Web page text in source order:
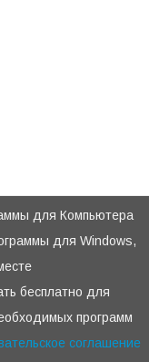
для Компьютера
для Windows,
бесплатно для
программ
соглашение